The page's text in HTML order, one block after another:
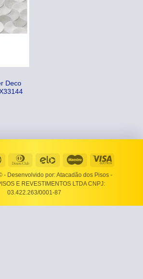
Deco
- Desenvolvido por: Atacadão dos Pisos -
E REVESTIMENTOS LTDA CNPJ:
03.422.263/0001-87